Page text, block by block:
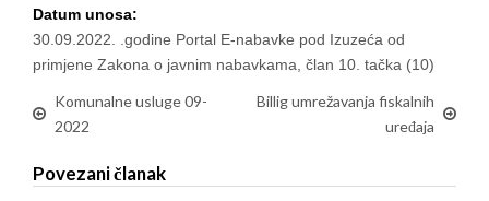
Datum unosa:
30.09.2022. .godine Portal E-nabavke pod Izuzeća od
primjene Zakona o javnim nabavkama, član 10. tačka (10)
Komunalne usluge 09-
2022
Billig umrežavanja fiskalnih
uređaja
Povezani članak